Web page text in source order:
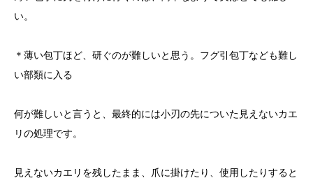
い。
＊薄い包丁ほど、研ぐのが難しいと思う。フグ引包丁なども難し
い部類に入る
何が難しいと言うと、最終的には小刃の先についた見えないカエ
リの処理です。
見えないカエリを残したまま、爪に掛けたり、使用したりすると